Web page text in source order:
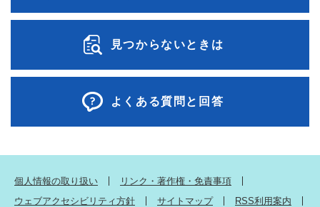
見つからないときは
よくある質問と回答
個人情報の取り扱い
リンク・著作権・免責事項
ウェブアクセシビリティ方針
サイトマップ
RSS利用案内